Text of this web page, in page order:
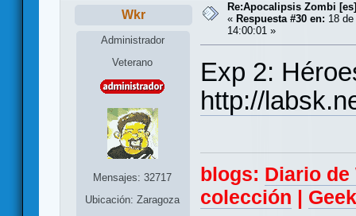
Wkr
Administrador
Veterano
Mensajes: 32717
Ubicación: Zaragoza
Re:Apocalipsis Zombi [es]
« Respuesta #30 en: 18
14:00:01 »
Exp 2:
http://
blogs: Diario
colección |